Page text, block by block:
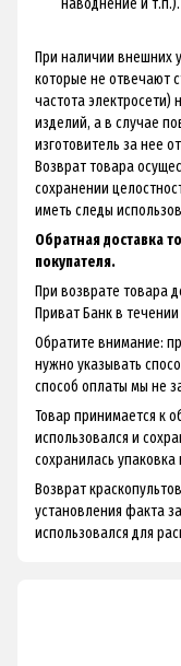
наводнение и т.п.).
При наличии внешних
которые не отвечают
частота электросети)
изделий, а в случае
изготовитель за нее
Возврат товара
сохранении
иметь следы
Обратная доставка
покупателя.
При возврате товара
Приват Банк в
Обратите внимание:
нужно указывать
способ оплаты мы не
Товар принимается к
использовался и
сохранилась
Возврат
установления факта
использовался для